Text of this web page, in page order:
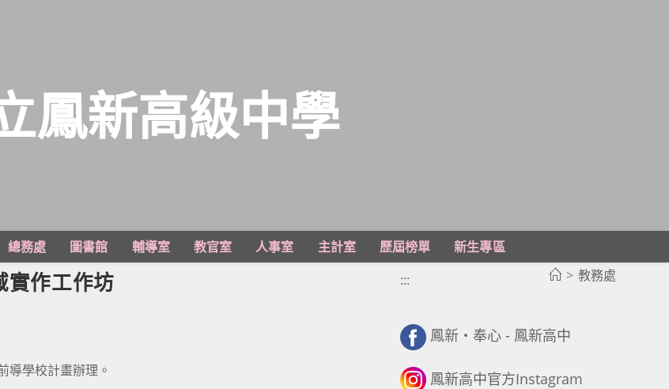
鳳新高級中學
總務處 圖書館 輔導室 教官室 人事室 主計室 歷屆榜單
新生專區
> 教務處
實作工作坊
導學校計畫辦理。
:::
鳳新・奉心 - 鳳新高中
鳳新高中官方Instagram